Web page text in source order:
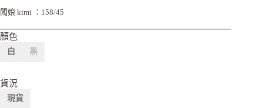
闆娘 kimi ：158/45
顏色
白 黑
貨況
現貨